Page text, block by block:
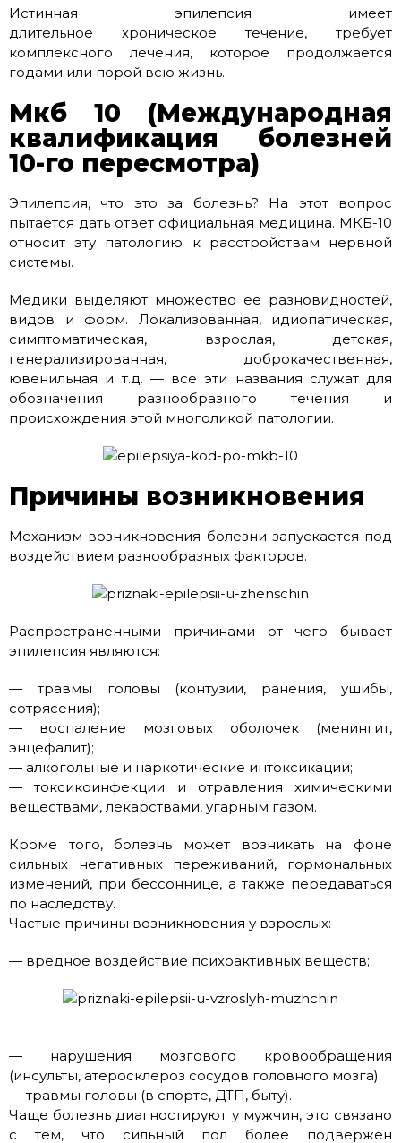
Истинная эпилепсия имеет
длительное хроническое течение, требует
комплексного лечения, которое продолжается
годами или порой всю жизнь.
Мкб 10 (Международная
квалификация болезней
10-го пересмотра)
Эпилепсия, что это за болезнь? На этот вопрос
пытается дать ответ официальная медицина. МКБ-10
относит эту патологию к расстройствам нервной
системы.
Медики выделяют множество ее разновидностей,
видов и форм. Локализованная, идиопатическая,
симптоматическая, взрослая, детская,
генерализированная, доброкачественная,
ювенильная и т.д. — все эти названия служат для
обозначения разнообразного течения и
происхождения этой многоликой патологии.
Причины возникновения
Механизм возникновения болезни запускается под
воздействием разнообразных факторов.
Распространенными причинами от чего бывает
эпилепсия являются:
— травмы головы (контузии, ранения, ушибы,
сотрясения);
— воспаление мозговых оболочек (менингит,
энцефалит);
— алкогольные и наркотические интоксикации;
— токсикоинфекции и отравления химическими
веществами, лекарствами, угарным газом.
Кроме того, болезнь может возникать на фоне
сильных негативных переживаний, гормональных
изменений, при бессоннице, а также передаваться
по наследству.
Частые причины возникновения у взрослых:
— вредное воздействие психоактивных веществ;
— нарушения мозгового кровообращения
(инсульты, атеросклероз сосудов головного мозга);
— травмы головы (в спорте, ДТП, быту).
Чаще болезнь диагностируют у мужчин, это связано
с тем, что сильный пол более подвержен